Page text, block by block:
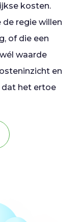
kosten.
regie willen
of die een
waarde
en
het ertoe